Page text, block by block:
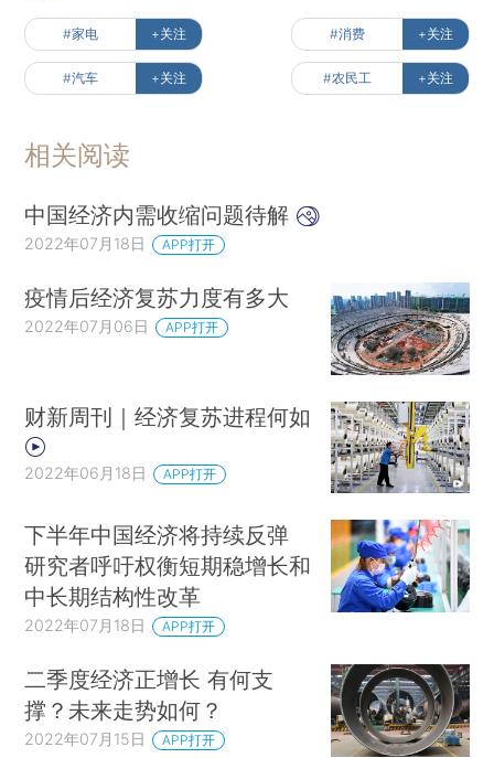
#家电 +关注 #消费 +关注
#汽车 +关注 #农民工 +关注
相关阅读
中国经济内需收缩问题待解
2022年07月18日 APP打开
疫情后经济复苏力度有多大
2022年07月06日 APP打开
财新周刊｜经济复苏进程何如
2022年06月18日 APP打开
下半年中国经济将持续反弹
研究者呼吁权衡短期稳增长和
中长期结构性改革
2022年07月18日 APP打开
二季度经济正增长 有何支
撑？未来走势如何？
2022年07月15日 APP打开